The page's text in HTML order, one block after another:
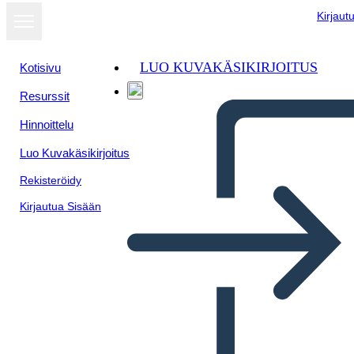
Kotisivu
Resurssit
Hinnoittelu
Luo Kuvakäsikirjoitus
Rekisteröidy
Kirjautua Sisään
LUO KUVAKÄSIKIRJOITUS